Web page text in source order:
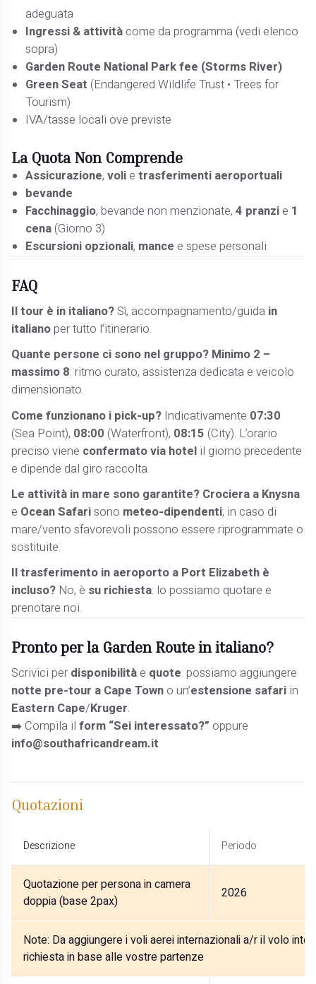
adeguata
Ingressi & attivitàcome da programma (vedi elenco
sopra)
Garden Route National Park fee (Storms River)
Green Seat (Endangered Wildlife Trust • Trees for
Tourism)
IVA/tasse locali ove previste
La Quota Non Comprende
Assicurazione,volietrasferimenti aeroportuali
bevande
Facchinaggio, bevande non menzionate,4 pranzie 1
cena (Giorno 3)
Escursioni opzionali, mance e spese personali
FAQ
Il tour è in italiano? Sì, accompagnamento/guida in
italianoper tutto l’itinerario.
Quante persone ci sono nel gruppo? Minimo 2 –
massimo 8: ritmo curato, assistenza dedicata e veicolo
dimensionato.
Come funzionano i pick-up? Indicativamente 07:30
(Sea Point), 08:00 (Waterfront), 08:15 (City). L’orario
preciso viene confermato via hotel il giorno precedente
e dipende dal giro raccolta.
Le attività in mare sono garantite? Crociera a Knysna
e Ocean Safarisono meteo-dipendenti; in caso di
mare/vento sfavorevoli possono essere riprogrammate o
sostituite.
Il trasferimento in aeroporto a Port Elizabeth è
incluso? No, è su richiesta: lo possiamo quotare e
prenotare noi.
Pronto per la Garden Route in italiano?
Scrivici per disponibilitàe quote: possiamo aggiungere
notte pre-tour a Cape Town o un’estensione safari in
Eastern Cape/Kruger.
➡️ Compila ilform “Sei interessato?” oppure
info@southafricandream.it
Quotazioni
Descrizione Periodo
Quotazione per persona in camera
doppia (base 2pax)
2026
Note: Da aggiungere i voli aerei internazionali a/r il volo
richiesta in base alle vostre partenze